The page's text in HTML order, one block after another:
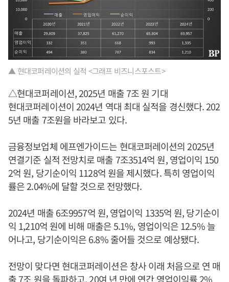
▲ 현대코퍼레이션의 실적 <그래프 비즈니스포스트>
△현대코퍼레이션, 2025년 매출 7조 원 기대
현대코퍼레이션이 2024년 역대 최대 실적을 경신했다. 202
5년 매출 7조원을 바라보고 있다.
금융정보업체 에프엔가이드는 현대코퍼레이션의 2025년
연결기준 실적 전망치로 매출 7조3514억 원, 영업이익 150
2억 원, 당기순이익 1128억 원을 제시했다. 특히 영업이익
률은 2.04%에 달할 것으로 전망했다.
2024년 매출 6조9957억 원, 영업이익 1335억 원, 당기순이
익 1,210억 원에 비해 매출은 5.1%, 영업이익은 12.5% 늘
어나고, 당기순이익은 6.8% 줄어들 것으로 예상됐다.
전망이 맞다면 현대코퍼레이션은 창사 이래 처음으로 연 매
출 7조 원을 돌파하고, 20여 년 만에 연간 영업이익률 2%